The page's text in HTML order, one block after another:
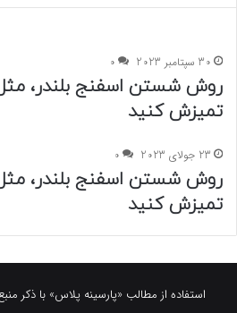
30 سپتامبر 2023 0
روش شستن اسفنج بلندر، مثل
تمیزش کنید
23 جولای 2023 0
روش شستن اسفنج بلندر، مثل
تمیزش کنید
استفاده از مطالب «پارسینه پلاس» با ذکر